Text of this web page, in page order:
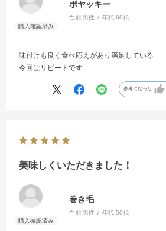
ボヤッキー
性別:男性 年代:60代
味付けも良く食べ応えがあり満足している
今回はリピートです
参考になった
美味しくいただきました！
巻き毛
性別:男性 年代:50代